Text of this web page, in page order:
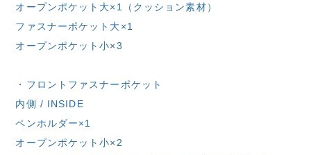
オープンポケット大×1（クッション素材）
ファスナーポケット大×1
オープンポケット小×3
・フロントファスナーポケット
内側 / INSIDE
ペンホルダー×1
オープンポケット小×2